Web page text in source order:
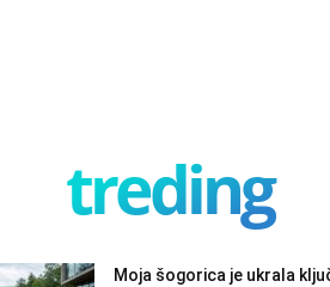
treding
Moja šogorica je ukrala